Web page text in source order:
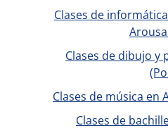
Clases de
Clases de dibujo y
Clases de música en
Clases de